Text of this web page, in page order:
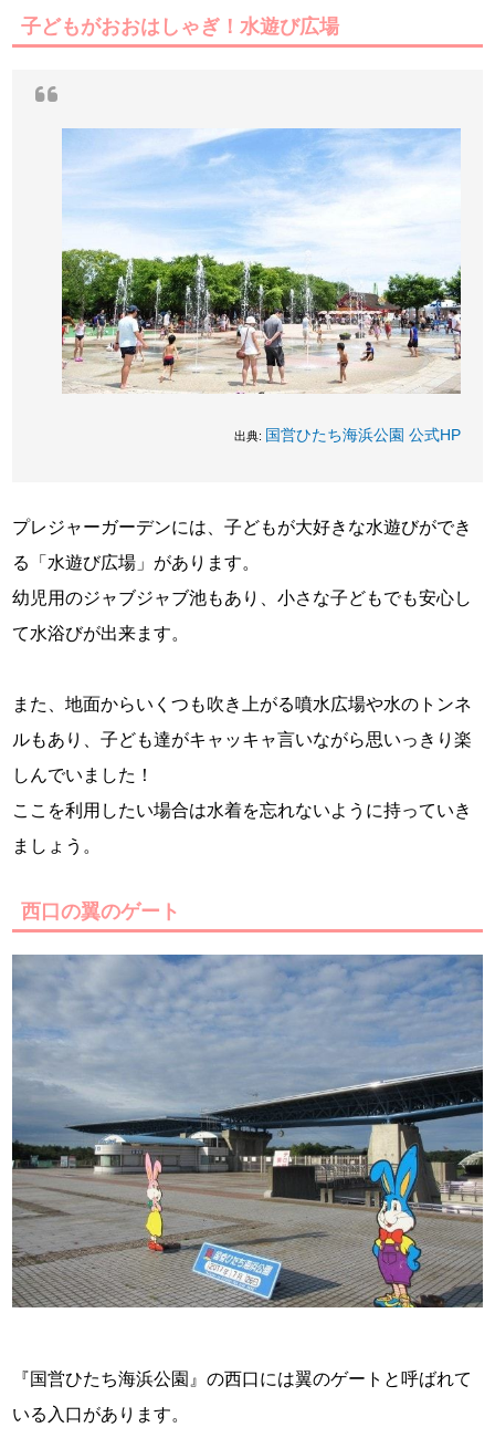
子どもがおおはしゃぎ！水遊び広場
出典: 国営ひたち海浜公園 公式HP
プレジャーガーデンには、子どもが大好きな水遊びができ
る「水遊び広場」があります。
幼児用のジャブジャブ池もあり、小さな子どもでも安心し
て水浴びが出来ます。
また、地面からいくつも吹き上がる噴水広場や水のトンネ
ルもあり、子ども達がキャッキャ言いながら思いっきり楽
しんでいました！
ここを利用したい場合は水着を忘れないように持っていき
ましょう。
西口の翼のゲート
『国営ひたち海浜公園』の西口には翼のゲートと呼ばれて
いる入口があります。